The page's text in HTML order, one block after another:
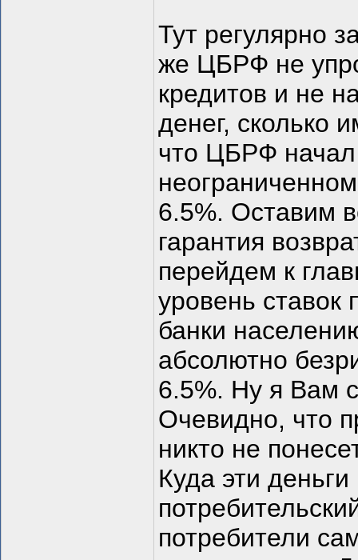
Тут регулярно
же ЦБРФ не
кредитов и не
денег, сколько
что ЦБРФ
6.5%. Оставим
гарантия
перейдем к
уровень ставок
банки
абсолютно
6.5%. Ну я Вам
Очевидно, что
никто не
Куда эти
потребители